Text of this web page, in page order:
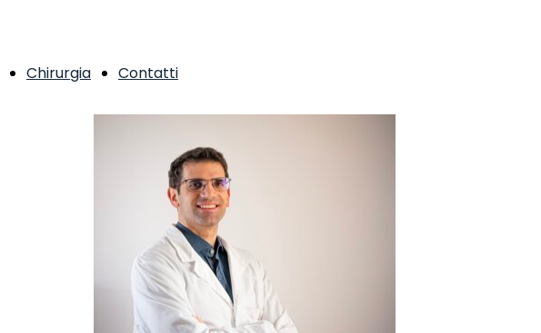
Chirurgia Contatti